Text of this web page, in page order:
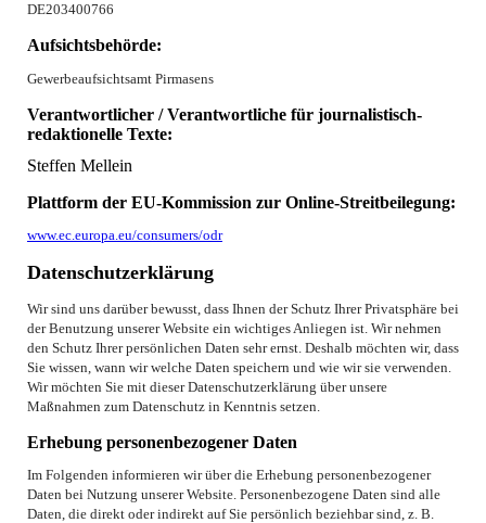
DE203400766
Aufsichtsbehörde:
Gewerbeaufsichtsamt Pirmasens
Verantwortlicher / Verantwortliche für journalistisch-
redaktionelle Texte:
Steffen Mellein
Plattform der EU-Kommission zur Online-Streitbeilegung:
www.ec.europa.eu/consumers/odr
Datenschutz­erklärung
Wir sind uns darüber bewusst, dass Ihnen der Schutz Ihrer Privatsphäre bei
der Benutzung unserer Website ein wichtiges Anliegen ist. Wir nehmen
den Schutz Ihrer persönlichen Daten sehr ernst. Deshalb möchten wir, dass
Sie wissen, wann wir welche Daten speichern und wie wir sie verwenden.
Wir möchten Sie mit dieser Datenschutzerklärung über unsere
Maßnahmen zum Datenschutz in Kenntnis setzen.
Erhebung personenbezogener Daten
Im Folgenden informieren wir über die Erhebung personenbezogener
Daten bei Nutzung unserer Website. Personenbezogene Daten sind alle
Daten, die direkt oder indirekt auf Sie persönlich beziehbar sind, z. B.